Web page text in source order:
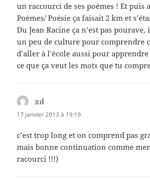
un raccourci de ses poèmes ! Et puis
Poèmes/ Poésie ça faisait 2 km et
Du Jean Racine ça n’est pas
un peu de culture pour comprendre
d’aller à l’école aussi pour
ce que ça veut les mots que tu
xd
17 janvier 2013 à 19:19
c’est trop long et on comprend pas
mais bonne continuation comme
racourci !!!)